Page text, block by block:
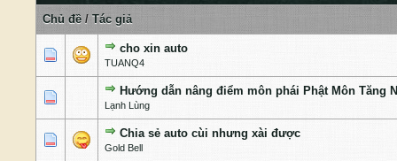
Chủ đề / Tác giả
cho xin auto
TUANQ4
1 Bỏ phiếu - 5 của 5 cấp độ
1 2345
Hướng dẫn nâng điểm môn phái Phật Môn Tăng
Lạnh Lùng
1 Bỏ phiếu - 5 của 5 cấp độ
1234 5
Chia sẻ auto cùi nhưng xài được
Gold Bell
1 Bỏ phiếu - 5 của 5 cấp độ
1 2345